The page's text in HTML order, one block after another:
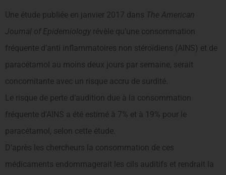
Une étude publiée en janvier 2017 dans The American
Journal of Epidemiology révèle qu’une consommation
fréquente d’anti inflammatoires non stéroïdiens (AINS) et de
paracétamol au moins deux jours par semaine, serait
concomitante avec un risque accru de surdité.
Le risque de perte d’audition due à la consommation
fréquente d’AINS a été estimé à 7% et à 19% pour le
paracétamol, selon cette étude.
D’après les chercheurs la consommation de ces
médicaments endommagerait les cils auditifs et rendrait la